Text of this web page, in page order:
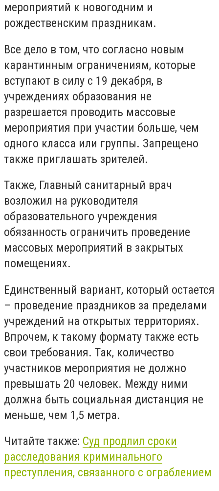
мероприятий к новогодним и
рождественским праздникам.
Все дело в том, что согласно новым
карантинным ограничениям, которые
вступают в силу с 19 декабря, в
учреждениях образования не
разрешается проводить массовые
мероприятия при участии больше, чем
одного класса или группы. Запрещено
также приглашать зрителей.
Также, Главный санитарный врач
возложил на руководителя
образовательного учреждения
обязанность ограничить проведение
массовых мероприятий в закрытых
помещениях.
Единственный вариант, который остается
– проведение праздников за пределами
учреждений на открытых территориях.
Впрочем, к такому формату также есть
свои требования. Так, количество
участников мероприятия не должно
превышать 20 человек. Между ними
должна быть социальная дистанция не
меньше, чем 1,5 метра.
Читайте также: Суд продлил сроки
расследования криминального
преступления, связанного с ограблением